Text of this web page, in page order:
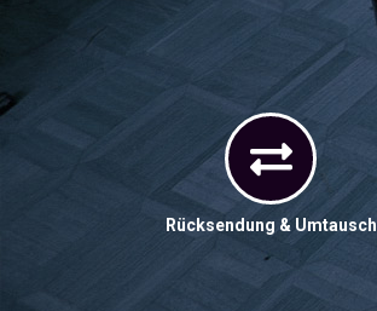
Rücksendung & Umtausch